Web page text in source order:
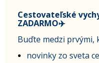
Cestovateľské
ZADARMO✈️
Buďte medzi prvými,
novinky zo sveta